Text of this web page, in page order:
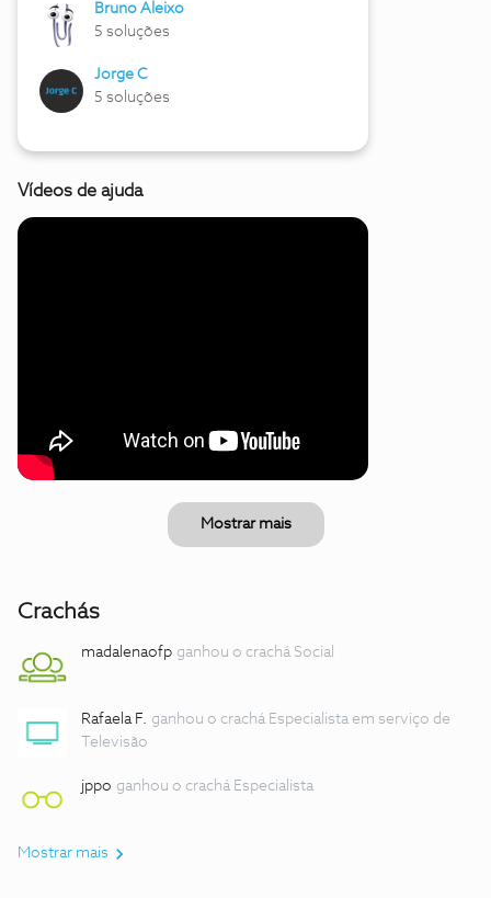
Bruno Aleixo
5 soluções
Jorge C
5 soluções
Vídeos de ajuda
Mostrar mais
Crachás
madalenaofp ganhou o crachá Social
Rafaela F. ganhou o crachá Especialista em serviço de
Televisão
jppo ganhou o crachá Especialista
Mostrar mais